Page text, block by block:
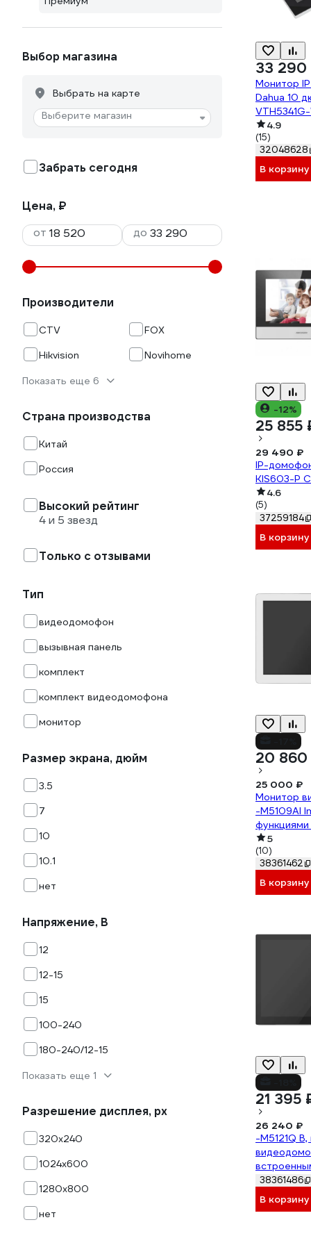
Выбор магазина
Выбрать на карте
Выберите магазин
Забрать сегодня
Цена, ₽
от
до
Производители
CTV
FOX
Hikvision
Novihome
Показать еще 6
Страна производства
Китай
Россия
Высокий рейтинг
4 и 5 звезд
Только с отзывами
Тип
видеодомофон
вызывная панель
комплект
комплект видеодомофона
монитор
Размер экрана, дюйм
3.5
7
10
10.1
нет
Напряжение, В
12
12-15
15
100-240
180-240/12-15
Показать еще 1
Разрешение дисплея, px
320х240
1024х600
1280x800
нет
33 290
Монитор
Dahua 10
4.9
(15)
32048628
В корзину
-12%
25 855
29 490 ₽
IP-
KIS603-P
4.6
(5)
37259184
В корзину
20 860
25 000 ₽
Монитор
-M5109AI
функциями
CVI и
10-
5
(10)
38361462
В корзину
21 395
26 240 ₽
-M5121Q
режимом
детекция
человека,
38361486
В корзину